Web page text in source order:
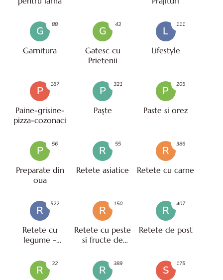
G
Garnitura
88
G
Gatesc cu
Prietenii
43
L
Lifestyle
111
P
Paine-grisine-
pizza-cozonaci
187
P
Paşte
321
P
Paste si orez
205
P
Preparate din
oua
56
R
Retete asiatice
55
R
Retete cu carne
386
R
Retete cu
legume -
522
R
Retete cu peste
si fructe de
150
R
Retete de post
407
R
32
R
389
S
175